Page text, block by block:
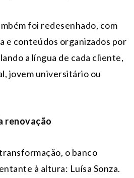
foi redesenhado, com
e conteúdos organizados por
a língua de cada cliente,
jovem universitário ou
renovação
o banco
à altura: Luísa Sonza.